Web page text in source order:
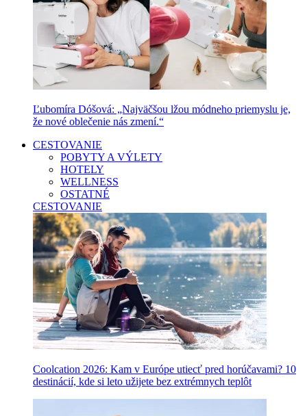
Ľubomíra Dóšová: „Najväčšou lžou módneho priemyslu je,
že nové oblečenie nás zmení.“
CESTOVANIE
POBYTY A VÝLETY
HOTELY
WELLNESS
OSTATNÉ
CESTOVANIE
Coolcation 2026: Kam v Európe utiecť pred horúčavami? 10
destinácií, kde si leto užijete bez extrémnych teplôt